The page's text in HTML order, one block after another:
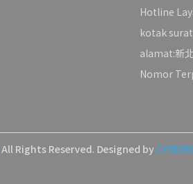
Hotline
kotak
alamat:新
Nomor
All Rights Reserved. Designed by